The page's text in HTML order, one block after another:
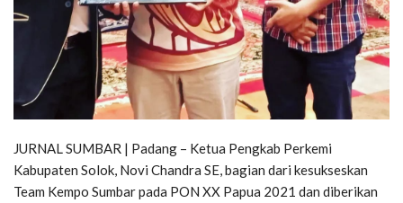
JURNAL SUMBAR | Padang – Ketua Pengkab Perkemi
Kabupaten Solok, Novi Chandra SE, bagian dari kesukseskan
Team Kempo Sumbar pada PON XX Papua 2021 dan diberikan